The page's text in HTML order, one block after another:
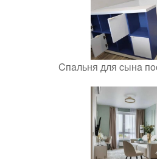
Cпaльня для cынa